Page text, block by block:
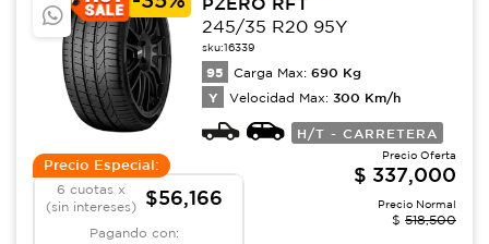
245/35 R20 95Y
sku:16339
95 Carga Max: 690 Kg
Y Velocidad Max: 300 Km/h
H/T - CARRETERA
Precio Especial:
6 cuotas x
(sin intereses)
$56,166
Pagando con:
Precio Oferta
$ 337,000
Precio Normal
$ 518,500